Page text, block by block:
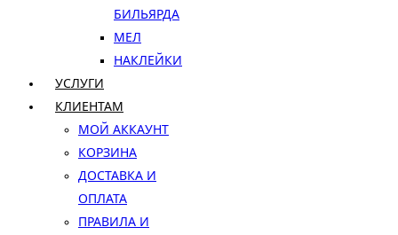
БИЛЬЯРДА
МЕЛ
НАКЛЕЙКИ
УСЛУГИ
КЛИЕНТАМ
МОЙ АККАУНТ
КОРЗИНА
ДОСТАВКА И
ОПЛАТА
ПРАВИЛА И